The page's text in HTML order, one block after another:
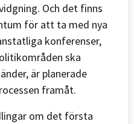
Och det finns
för att ta med nya
konferenser,
ska
är planerade
framåt.
om det första